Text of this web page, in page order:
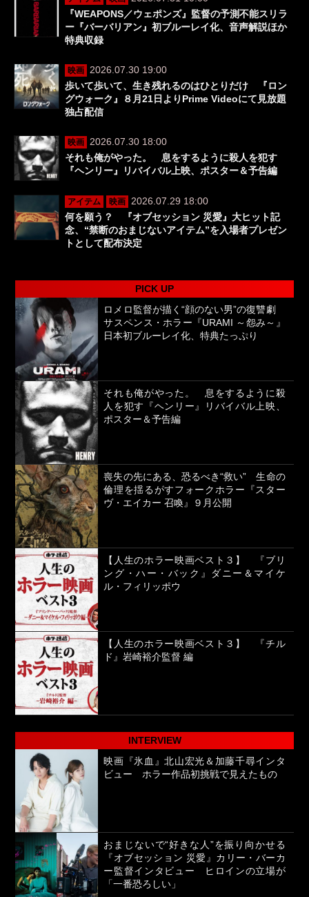
『WEAPONS／ウェポンズ』監督の予測不能スリラ
ー『バーバリアン』初ブルーレイ化、音声解説ほか
特典収録
映画
2026.07.30 19:00
歩いて歩いて、生き残れるのはひとりだけ 『ロン
グウォーク』８月21日よりPrime Videoにて見放題
独占配信
映画
2026.07.30 18:00
それも俺がやった。 息をするように殺人を犯す
『ヘンリー』リバイバル上映、ポスター＆予告編
アイテム 映画
2026.07.29 18:00
何を願う？ 『オブセッション 災愛』大ヒット記
念、“禁断のおまじないアイテム”を入場者プレゼン
トとして配布決定
PICK UP
ロメロ監督が描く“顔のない男”の復讐劇
サスペンス・ホラー『URAMI ～怨み～』
日本初ブルーレイ化、特典たっぷり
それも俺がやった。 息をするように殺
人を犯す『ヘンリー』リバイバル上映、
ポスター＆予告編
喪失の先にある、恐るべき“救い” 生命の
倫理を揺るがすフォークホラー『スター
ヴ・エイカー 召喚』９月公開
【人生のホラー映画ベスト３】 『ブリ
ング・ハー・バック』ダニー＆マイケ
ル・フィリッポウ
【人生のホラー映画ベスト３】 『チル
ド』岩崎裕介監督 編
INTERVIEW
映画『氷血』北山宏光＆加藤千尋インタ
ビュー ホラー作品初挑戦で見えたもの
おまじないで“好きな人”を振り向かせる
『オブセッション 災愛』カリー・バーカ
ー監督インタビュー ヒロインの立場が
「一番恐ろしい」